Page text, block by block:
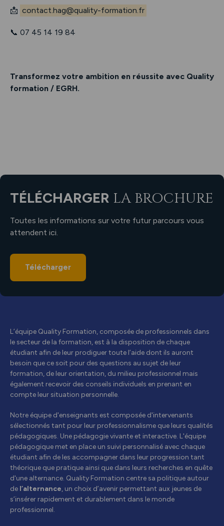
📩 contact.hag@quality-formation.fr
📞 07 45 14 19 84
Transformez votre ambition en réussite avec Quality
formation / EGRH.
TÉLÉCHARGER LA BROCHURE
Toutes les informations sur votre futur parcours vous
attendent ici.
Télécharger
L’équipe Quality Formation, composée de professionnels dans
le secteur de la formation, est à la disposition de chaque
étudiant afin de leur prodiguer toute l’aide dont ils auront
besoin que ce soit pour des questions au sujet de leur
formation, de leur orientation, du milieu professionnel mais
également recevoir des conseils individuels en prenant en
compte leur situation personnelle.
Notre équipe d'enseignants est composée d'intervenants
sélectionnés tant pour leur professionnalisme que leurs qualités
pédagogiques. Une pédagogie vivante et interactive. L'équipe
pédagogique met en place un suivi personnalisé avec chaque
étudiant afin de les accompagner dans leur progression tant
théorique que pratique ainsi que dans leurs recherches en quête
d'une alternance. Quality Formation centre sa politique autour
de l’alternance, un choix d’avenir permettant aux jeunes de
s’insérer rapidement et durablement dans le monde
professionnel.